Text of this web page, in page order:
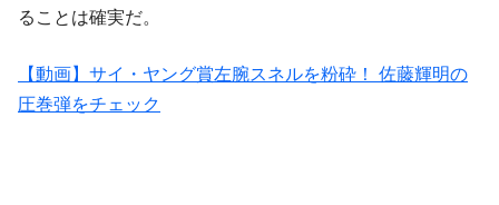
ることは確実だ。
【動画】サイ・ヤング賞左腕スネルを粉砕！ 佐藤輝明の
圧巻弾をチェック